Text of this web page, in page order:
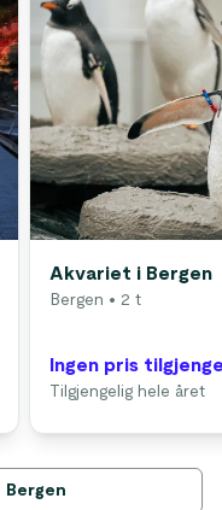
Akvariet i Bergen
Bergen • 2 t
Ingen pris
Tilgjengelig hele året